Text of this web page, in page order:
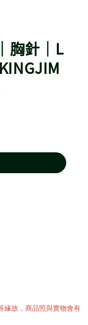
胸針｜L
緣故，商品照與實物會有